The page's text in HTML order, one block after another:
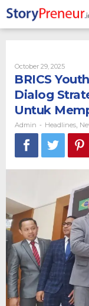
to
content
October 29, 2025By
Admin
BRICS
Dialog
Untuk
Admin - Headlines